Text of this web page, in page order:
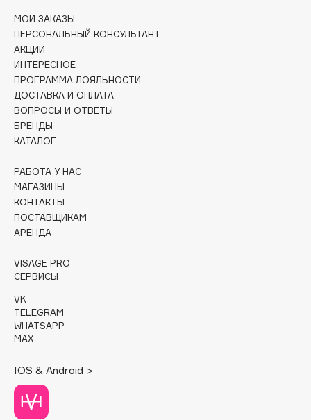
Clinique
Clive Christian
Club De Nuit
Collagenina
Consly
Corimo
CosRX
Crescina
Cunzite
Curaprox
D
DABO
DARLING*
Davines
Deonica
Dessange
МОИ ЗАКАЗЫ
ПЕРСОНАЛЬНЫЙ КОНСУЛЬТАНТ
АКЦИИ
ИНТЕРЕСНОЕ
ПРОГРАММА ЛОЯЛЬНОСТИ
ДОСТАВКА И ОПЛАТА
ВОПРОСЫ И ОТВЕТЫ
БРЕНДЫ
КАТАЛОГ
РАБОТА У НАС
МАГАЗИНЫ
КОНТАКТЫ
ПОСТАВЩИКАМ
АРЕНДА
VISAGE PRO
СЕРВИСЫ
VK
TELEGRAM
WHATSAPP
MAX
IOS & Android >